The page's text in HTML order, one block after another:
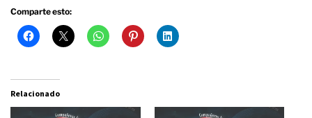
Comparte esto:
Relacionado